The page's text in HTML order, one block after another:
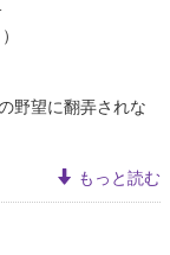
野望に翻弄されな
もっと読む